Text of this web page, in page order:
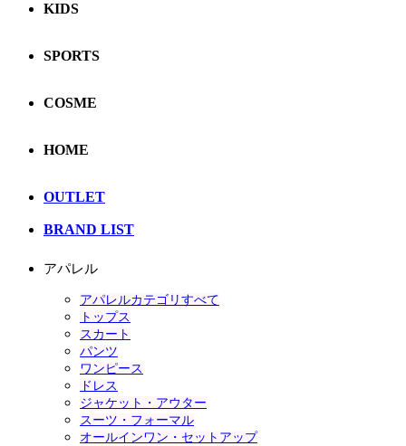
KIDS
SPORTS
COSME
HOME
OUTLET
BRAND LIST
アパレル
アパレルカテゴリすべて
トップス
スカート
パンツ
ワンピース
ドレス
ジャケット・アウター
スーツ・フォーマル
オールインワン・セットアップ